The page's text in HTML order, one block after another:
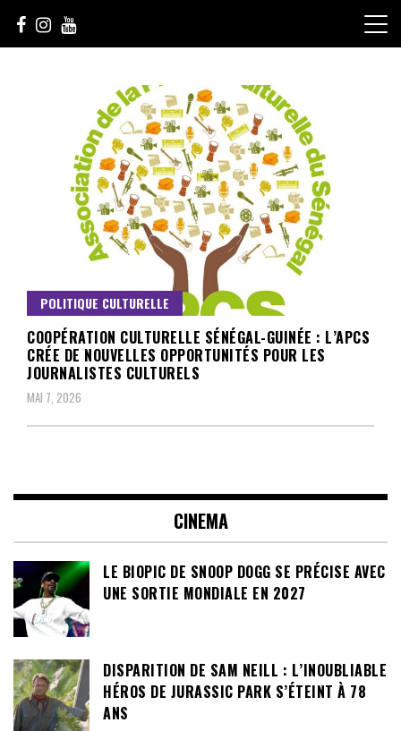
content
sunuculture
POLITIQUE CULTURELLE
COOPÉRATION CULTURELLE SÉNÉGAL-GUINÉE : L’APCS
CRÉE DE NOUVELLES OPPORTUNITÉS POUR LES
JOURNALISTES CULTURELS
MAI 7, 2026
CINEMA
LE BIOPIC DE SNOOP DOGG SE PRÉCISE AVEC
UNE SORTIE MONDIALE EN 2027
DISPARITION DE SAM NEILL : L’INOUBLIABLE
HÉROS DE JURASSIC PARK S’ÉTEINT À 78
ANS